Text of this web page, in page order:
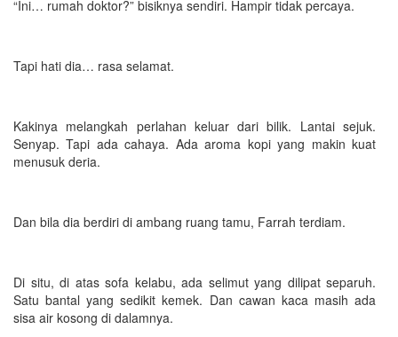
“Ini… rumah doktor?” bisiknya sendiri. Hampir tidak percaya.
Tapi hati dia… rasa selamat.
Kakinya melangkah perlahan keluar dari bilik. Lantai sejuk.
Senyap. Tapi ada cahaya. Ada aroma kopi yang makin kuat
menusuk deria.
Dan bila dia berdiri di ambang ruang tamu, Farrah terdiam.
Di situ, di atas sofa kelabu, ada selimut yang dilipat separuh.
Satu bantal yang sedikit kemek. Dan cawan kaca masih ada
sisa air kosong di dalamnya.